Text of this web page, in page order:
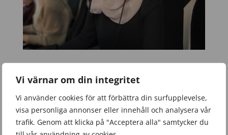
Vi värnar om din integritet
Vi använder cookies för att förbättra din surfupplevelse,
visa personliga annonser eller innehåll och analysera vår
trafik. Genom att klicka på "Acceptera alla" samtycker du
Under tisdagen fick E-sport och andra året på
Socialpedagoglinjen byta skoldag med varandra.
Förmiddagen styrde E-sport upp med avstamp i ett
frukostmöte där deltagarna fick lyssna på ett
föredrag kring E-sport och varför vi jobbar med just
hållbart E-sportande på lektionerna. Sedan fick de